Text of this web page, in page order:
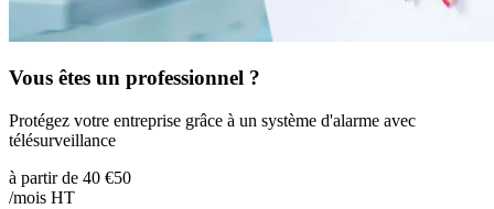
Vous êtes un professionnel ?
Protégez votre entreprise grâce à un système d'alarme avec
télésurveillance
à partir de 40 €50
/mois HT